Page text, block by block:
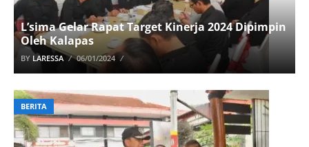
L’sima Gelar Rapat Target Kinerja 2024 Dipimpin
Oleh Kalapas
BY LARESSA 06/01/2024
BERITA